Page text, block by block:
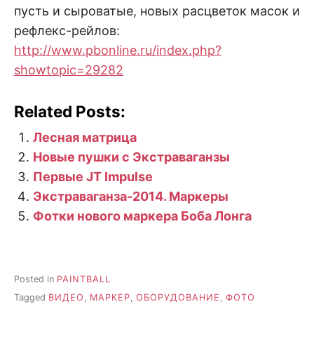
пусть и сыроватые, новых расцветок масок и
рефлекс-рейлов:
http://www.pbonline.ru/index.php?
showtopic=29282
Related Posts:
Лесная матрица
Новые пушки с Экстраваганзы
Первые JT Impulse
Экстраваганза-2014. Маркеры
Фотки нового маркера Боба Лонга
Posted in PAINTBALL
Tagged ВИДЕО , МАРКЕР, ОБОРУДОВАНИЕ , ФОТО